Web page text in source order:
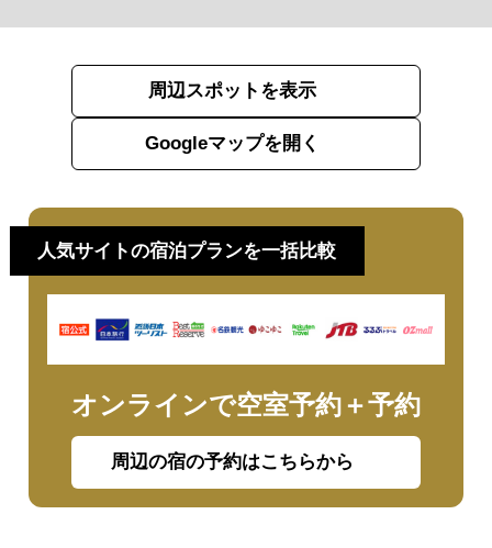
周辺スポットを表示
Googleマップを開く
人気サイトの宿泊プランを一括比較
オンラインで空室予約＋予約
周辺の宿の予約はこちらから